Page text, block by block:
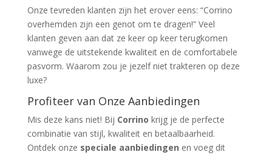
Onze tevreden klanten zijn het erover eens: “Corrino
overhemden zijn een genot om te dragen!” Veel
klanten geven aan dat ze keer op keer terugkomen
vanwege de uitstekende kwaliteit en de comfortabele
pasvorm. Waarom zou je jezelf niet trakteren op deze
luxe?
Profiteer van Onze Aanbiedingen
Mis deze kans niet! Bij Corrino krijg je de perfecte
combinatie van stijl, kwaliteit en betaalbaarheid.
Ontdek onze speciale aanbiedingen en voeg dit